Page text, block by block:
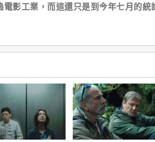
影工業，而這還只是到今年七月的統